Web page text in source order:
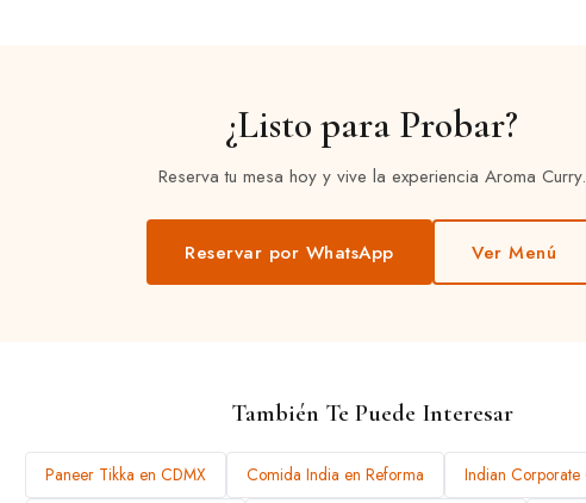
¿Listo para Probar?
Reserva tu mesa hoy y vive la experiencia Aroma Curry.
Reservar por WhatsApp Ver Menú
También Te Puede Interesar
Paneer Tikka en CDMX Comida India en Reforma
Indian